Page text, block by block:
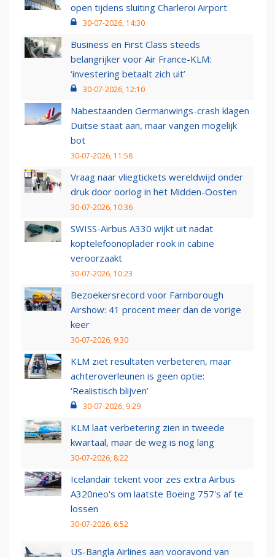
open tijdens sluiting Charleroi Airport
30-07-2026, 14:30
Business en First Class steeds
belangrijker voor Air France-KLM:
‘investering betaalt zich uit’
30-07-2026, 12:10
Nabestaanden Germanwings-crash klagen
Duitse staat aan, maar vangen mogelijk
bot
30-07-2026, 11:58
Vraag naar vliegtickets wereldwijd onder
druk door oorlog in het Midden-Oosten
30-07-2026, 10:36
SWISS-Airbus A330 wijkt uit nadat
koptelefoonoplader rook in cabine
veroorzaakt
30-07-2026, 10:23
Bezoekersrecord voor Farnborough
Airshow: 41 procent meer dan de vorige
keer
30-07-2026, 9:30
KLM ziet resultaten verbeteren, maar
achteroverleunen is geen optie:
‘Realistisch blijven’
30-07-2026, 9:29
KLM laat verbetering zien in tweede
kwartaal, maar de weg is nog lang
30-07-2026, 8:22
Icelandair tekent voor zes extra Airbus
A320neo's om laatste Boeing 757's af te
lossen
30-07-2026, 6:52
US-Bangla Airlines aan vooravond van